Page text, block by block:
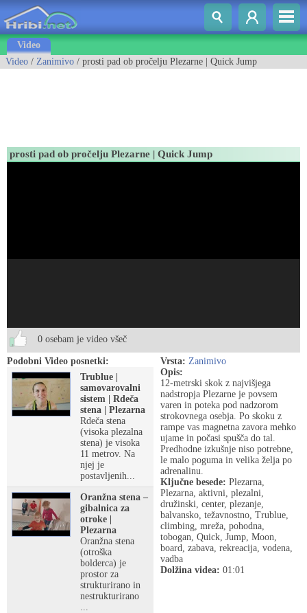
Video
Video / Zanimivo / prosti pad ob pročelju Plezarne | Quick Jump
prosti pad ob pročelju Plezarne | Quick Jump
0 osebam je video všeč
Podobni Video posnetki:
Trublue |
samovarovalni
sistem | Rdeča
stena | Plezarna
Rdeča stena
(visoka plezalna
stena) je visoka
11 metrov. Na
njej je
postavljenih...
Oranžna stena –
gibalnica za
otroke |
Plezarna
Oranžna stena
(otroška
bolderca) je
prostor za
strukturirano in
nestrukturirano
...
Vrsta: Zanimivo
Opis:
12-metrski skok z najvišjega
nadstropja Plezarne je povsem
varen in poteka pod nadzorom
strokovnega osebja. Po skoku z
rampe vas magnetna zavora mehko
ujame in počasi spušča do tal.
Predhodne izkušnje niso potrebne,
le malo poguma in velika želja po
adrenalinu.
Ključne besede: Plezarna,
Plezarna, aktivni, plezalni,
družinski, center, plezanje,
balvansko, težavnostno, Trublue,
climbing, mreža, pohodna,
tobogan, Quick, Jump, Moon,
board, zabava, rekreacija, vodena,
vadba
Dolžina videa: 01:01